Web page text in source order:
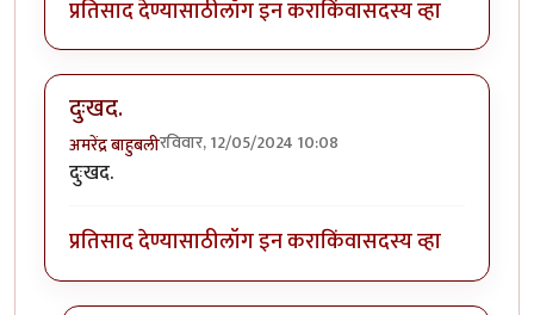
प्रतिसाद देण्यासाठीलॉग इन कराकिंवासदस्य व्हा
दुःखद.
अमरेंद्र बाहुबलीरविवार, 12/05/2024 10:08
दुःखद.
प्रतिसाद देण्यासाठीलॉग इन कराकिंवासदस्य व्हा